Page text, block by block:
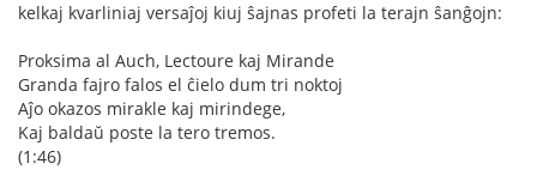
kelkaj kvarliniaj versaĵoj kiuj ŝajnas profeti la terajn ŝanĝojn:
Proksima al Auch, Lectoure kaj Mirande
Granda fajro falos el ĉielo dum tri noktoj
Aĵo okazos mirakle kaj mirindege,
Kaj baldaŭ poste la tero tremos.
(1:46)